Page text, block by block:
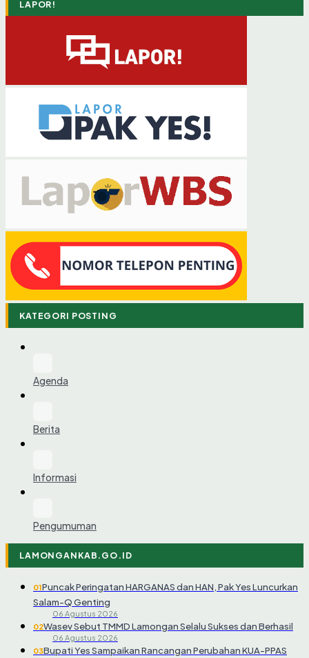
LAPOR!
KATEGORI POSTING
Agenda
Berita
Informasi
Pengumuman
LAMONGANKAB.GO.ID
01Puncak Peringatan HARGANAS dan HAN, Pak Yes Luncurkan
Salam-Q Genting
06 Agustus 2026
02Wasev Sebut TMMD Lamongan Selalu Sukses dan Berhasil
06 Agustus 2026
03Bupati Yes Sampaikan Rancangan Perubahan KUA-PPAS